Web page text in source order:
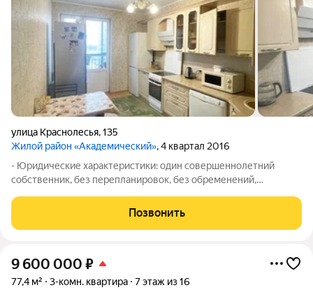
улица Краснолесья,135
Жилой район «Академический», 4 квартал 2016
- Юридические характеристики: один совершеннолетний
собственник, без перепланировок, без обременений,
квартира приобреталась у застройщика РСГ-Академическое в
2014 году. - Уникальная
Позвонить
9 600 000 ₽
77,4 м² 3-комн. квартира 7 этаж из 16